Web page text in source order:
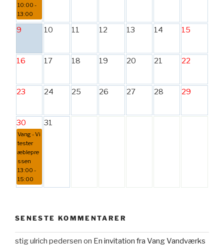
10:00 -
13:00
9 10 11 12 13 14 15
16 17 18 19 20 21 22
23 24 25 26 27 28 29
30
Vang - Vi
tester
æblepre
ssen
13:00 -
15:00
31
SENESTE KOMMENTARER
stig ulrich pedersen on En invitation fra Vang Vandværks